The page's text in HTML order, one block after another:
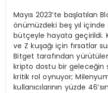
Mayıs 2023’te başlatılan
önümüzdeki beş yıl
bütçeyle hayata geçirildi.
ve Z kuşağı için fırsatlar
Bitget tarafından
kripto dostu bir geleceğin
kritik rol oynuyor;
kullanıcılarının yüzde